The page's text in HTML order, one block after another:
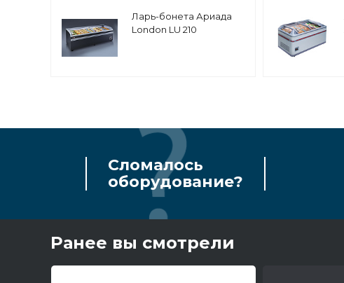
Ларь-бонета Ариада
London LU 210
Сломалось
оборудование?
Ранее вы смотрели